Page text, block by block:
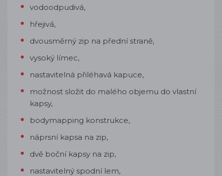
vodoodpudivá,
hřejivá,
dvousměrný zip na přední straně,
vysoký límec,
nastavitelná přiléhavá kapuce,
možnost složit do malého objemu do vlastní
kapsy,
bodymapping konstrukce,
náprsní kapsa na zip,
dvě boční kapsy na zip,
nastavitelný spodní lem,